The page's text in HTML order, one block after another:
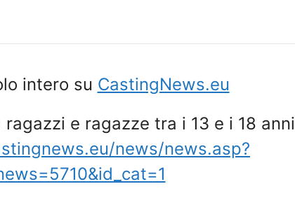
intero su CastingNews.eu
e ragazze tra i 13 e i 18 anni
news/news.asp?